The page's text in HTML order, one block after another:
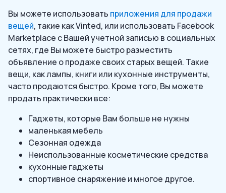
Вы можете использовать приложения для продажи
вещей, такие как Vinted, или использовать Facebook
Marketplace с Вашей учетной записью в социальных
сетях, где Вы можете быстро разместить
объявление о продаже своих старых вещей. Такие
вещи, как лампы, книги или кухонные инструменты,
часто продаются быстро. Кроме того, Вы можете
продать практически все:
Гаджеты, которые Вам больше не нужны
маленькая мебель
Сезонная одежда
Неиспользованные косметические средства
кухонные гаджеты
спортивное снаряжение и многое другое.